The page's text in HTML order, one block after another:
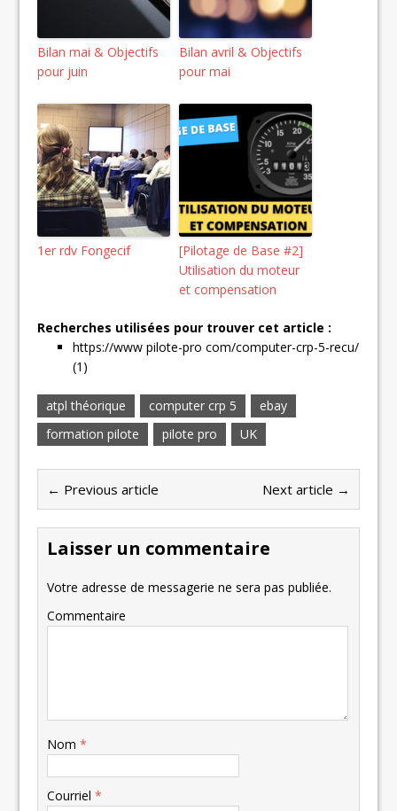
Bilan mai & Objectifs
pour juin
Bilan avril & Objectifs
pour mai
1er rdv Fongecif
[Pilotage de Base #2]
Utilisation du moteur
et compensation
Recherches utilisées pour trouver cet article :
https://www pilote-pro com/computer-crp-5-recu/
(1)
atpl théorique computer crp 5
ebay
formation pilote
pilote pro UK
← Previous article Next article →
Laisser un commentaire
Votre adresse de messagerie ne sera pas publiée.
Commentaire
Nom*
Courriel*